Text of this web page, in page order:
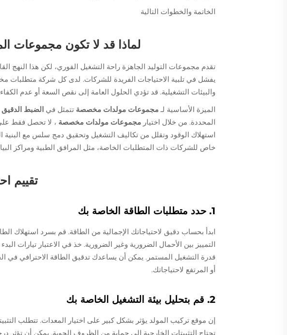
الخاتمة والخطوات التالية
لماذا قد لا تكون مجموعات
تقدم مجموعات التوليد الجاهزة راحة التشغيل الفوري، لكن هذا النهج
يفشل في تلبية الاحتياجات الفريدة للشركات. لدى كل شركة متطلبات
والبيئات التشغيلية. قد تؤدي الحلول العامة إلى نقص السعة أو عدم
الميزة الأساسية لـ مجموعات مولدات مخصصة تتمثل في الضبط الدقيق
المحددة. من خلال اختيار مجموعات مولدات مخصصة ، لا تحصل فقط
استهلاك الوقود وتقلل من تكاليف التشغيل وتحقيق دمج سلس مع
خاص للشركات ذات المتطلبات الخاصة، مثل المرافق الطبية ومراكز
تقييم
1. حدد متطلبات الطاقة الخاصة بك
ابدأ بحساب دقيق لاحتياجاتك الإجمالية من الطاقة. قم بسرد استهلاك
التمييز بين الأحمال الضرورية وغير الضرورية. خذ في الاعتبار تيارات
قدرة التشغيل المستمر. يمكن أن يساعدك تدقيق الطاقة الاحترافي في
أو المرتفع لاحتياجاتك.
2. قم بتحليل بيئة التشغيل الخاصة بك
إن موقع تركيب المولد يؤثر بشكل كبير على اختيار المعدات. تتطلب
تحتاج التثبيتات الخارجية إلى حماية من الظروف الجوية. يمكن أن تؤثر